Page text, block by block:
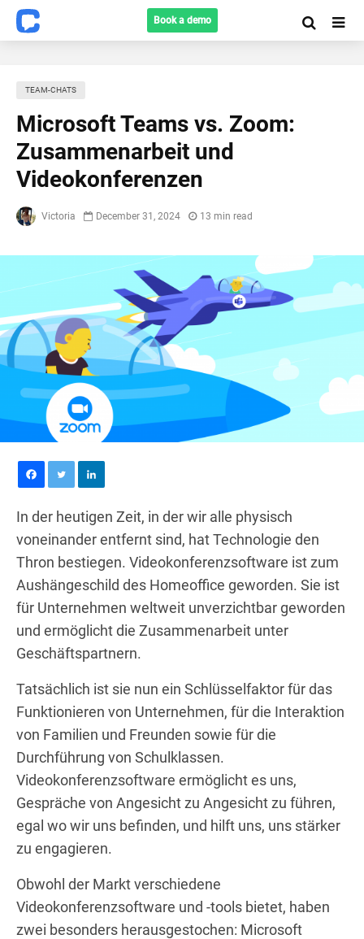
Book a demo
TEAM-CHATS
Microsoft Teams vs. Zoom:
Zusammenarbeit und
Videokonferenzen
Victoria December 31, 2024 13 min read
In der heutigen Zeit, in der wir alle physisch
voneinander entfernt sind, hat Technologie den
Thron bestiegen. Videokonferenzsoftware ist zum
Aushängeschild des Homeoffice geworden. Sie ist
für Unternehmen weltweit unverzichtbar geworden
und ermöglicht die Zusammenarbeit unter
Geschäftspartnern.
Tatsächlich ist sie nun ein Schlüsselfaktor für das
Funktionieren von Unternehmen, für die Interaktion
von Familien und Freunden sowie für die
Durchführung von Schulklassen.
Videokonferenzsoftware ermöglicht es uns,
Gespräche von Angesicht zu Angesicht zu führen,
egal wo wir uns befinden, und hilft uns, uns stärker
zu engagieren.
Obwohl der Markt verschiedene
Videokonferenzsoftware und -tools bietet, haben
zwei besonders herausgestochen: Microsoft